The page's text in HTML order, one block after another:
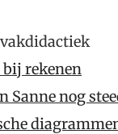
bij rekenen
Sanne nog